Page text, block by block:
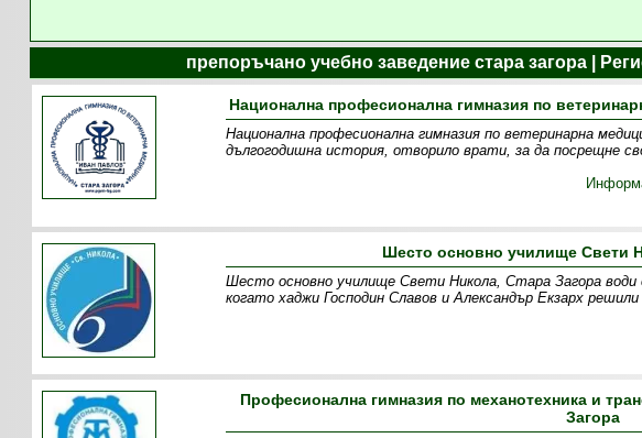
препоръчано учебно заведение стара загора |
Национална професионална гимназия по
Национална професионална гимназия по ветеринарна
дългогодишна история, отворило врати, за да посрещне
Шесто основно училище Свети
Шесто основно училище Свети Никола, Стара Загора води
когато хаджи Господин Славов и Александър Екзарх
Професионална гимназия по механотехника и
Загора